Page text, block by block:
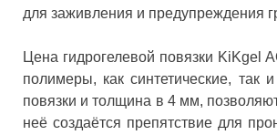
для заживления и предупреждения
Цена гидрогелевой повязки KiKgеl
полимеры, как синтетические,
повязки и толщина в 4 мм,
неё создаётся препятствие для